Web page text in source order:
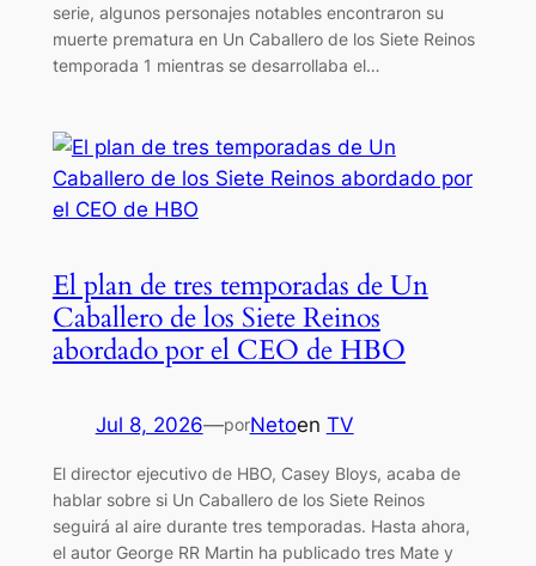
serie, algunos personajes notables encontraron su
muerte prematura en Un Caballero de los Siete Reinos
temporada 1 mientras se desarrollaba el…
El plan de tres temporadas de Un
Caballero de los Siete Reinos
abordado por el CEO de HBO
Jul 8, 2026—porNetoen TV
El director ejecutivo de HBO, Casey Bloys, acaba de
hablar sobre si Un Caballero de los Siete Reinos
seguirá al aire durante tres temporadas. Hasta ahora,
el autor George RR Martin ha publicado tres Mate y